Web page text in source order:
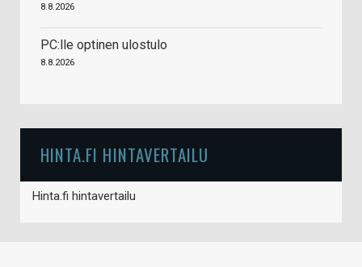
8.8.2026
PC:lle optinen ulostulo
8.8.2026
HINTA.FI HINTAVERTAILU
Hinta.fi hintavertailu